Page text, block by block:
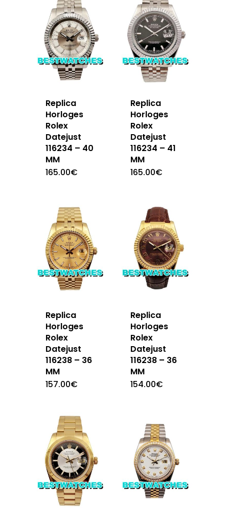
Replica
Horloges
Rolex
Datejust
116234 – 40
MM
165.00€
Replica
Horloges
Rolex
Datejust
116234 – 41
MM
165.00€
Replica
Horloges
Rolex
Datejust
116238 – 36
MM
157.00€
Replica
Horloges
Rolex
Datejust
116238 – 36
MM
154.00€